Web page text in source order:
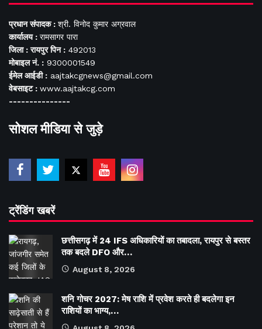
प्रधान संपादक : श्री. विनोद कुमार अग्रवाल
कार्यालय : रामसागर पारा
जिला : रायपुर पिन : 492013
मोबाइल नं. : 9300001549
ईमेल आईडी : aajtakcgnews@gmail.com
वेबसाइट : www.aajtakcg.com
---------------
सोशल मीडिया से जुड़े
ट्रेंडिंग खबरें
छत्तीसगढ़ में 24 IFS अधिकारियों का तबादला, रायपुर से बस्तर
तक बदले DFO और…
August 8, 2026
शनि गोचर 2027: मेष राशि में प्रवेश करते ही बदलेगा इन
राशियों का भाग्य,…